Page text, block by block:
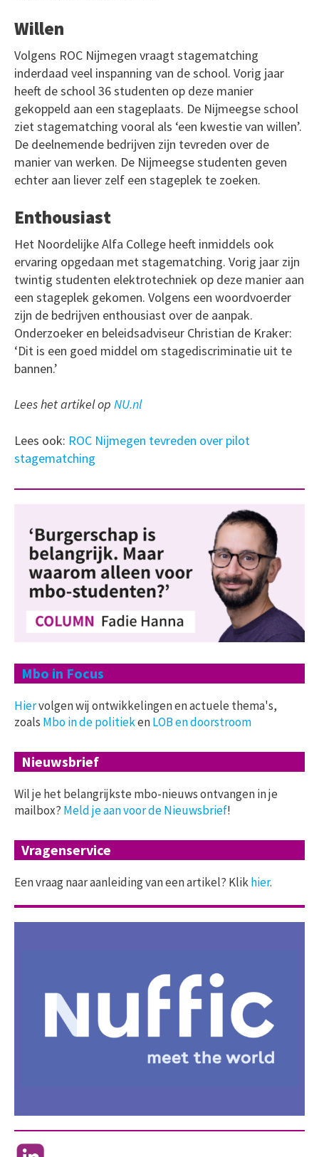
Willen
Volgens ROC Nijmegen vraagt stagematching
inderdaad veel inspanning van de school. Vorig jaar
heeft de school 36 studenten op deze manier
gekoppeld aan een stageplaats. De Nijmeegse school
ziet stagematching vooral als ‘een kwestie van willen’.
De deelnemende bedrijven zijn tevreden over de
manier van werken. De Nijmeegse studenten geven
echter aan liever zelf een stageplek te zoeken.
Enthousiast
Het Noordelijke Alfa College heeft inmiddels ook
ervaring opgedaan met stagematching. Vorig jaar zijn
twintig studenten elektrotechniek op deze manier aan
een stageplek gekomen. Volgens een woordvoerder
zijn de bedrijven enthousiast over de aanpak.
Onderzoeker en beleidsadviseur Christian de Kraker:
‘Dit is een goed middel om stagediscriminatie uit te
bannen.’
Lees het artikel op NU.nl
Lees ook: ROC Nijmegen tevreden over pilot
stagematching
Mbo in Focus
Hiervolgen wij ontwikkelingen en actuele thema's,
zoals Mbo in de politiekenLOB en doorstroom
Nieuwsbrief
Wil je het belangrijkste mbo-nieuws ontvangen in je
mailbox? Meld je aan voor de Nieuwsbrief!
Vragenservice
Een vraag naar aanleiding van een artikel? Klikhier.